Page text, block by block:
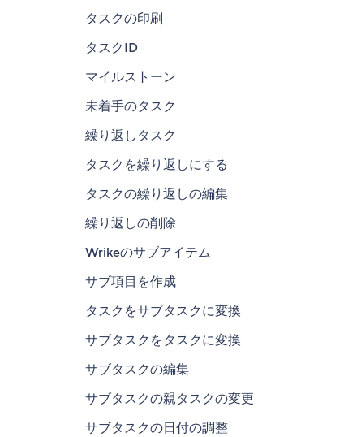
タスクの印刷
タスクID
マイルストーン
未着手のタスク
繰り返しタスク
タスクを繰り返しにする
タスクの繰り返しの編集
繰り返しの削除
Wrikeのサブアイテム
サブ項目を作成
タスクをサブタスクに変換
サブタスクをタスクに変換
サブタスクの編集
サブタスクの親タスクの変更
サブタスクの日付の調整